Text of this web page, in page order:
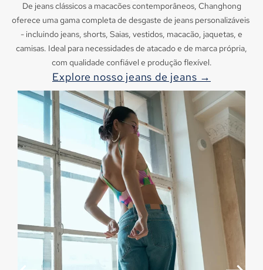
De jeans clássicos a macacões contemporâneos, Changhong
oferece uma gama completa de desgaste de jeans personalizáveis ​​
- incluindo jeans, shorts, Saias, vestidos, macacão, jaquetas, e
camisas. Ideal para necessidades de atacado e de marca própria,
com qualidade confiável e produção flexível.
Explore nosso jeans de jeans →